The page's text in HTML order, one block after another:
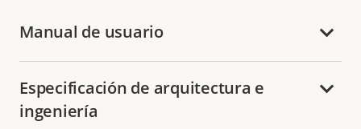
Manual de usuario
Especificación de arquitectura e
ingeniería